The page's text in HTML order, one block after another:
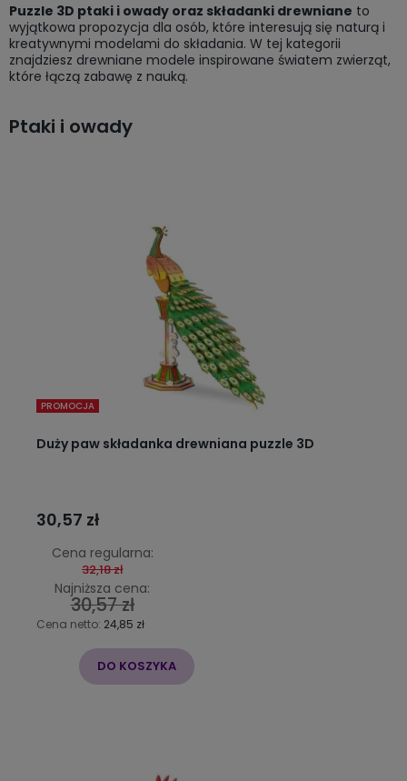
Puzzle 3D ptaki i owady oraz składanki drewniane to
wyjątkowa propozycja dla osób, które interesują się naturą i
kreatywnymi modelami do składania. W tej kategorii
znajdziesz drewniane modele inspirowane światem zwierząt,
które łączą zabawę z nauką.
Ptaki i owady
Duży paw składanka drewniana puzzle 3D
30,57 zł
Cena regularna:
32,18 zł
Najniższa cena:
30,57 zł
Cena netto: 24,85 zł
DO KOSZYKA
PROMOCJA